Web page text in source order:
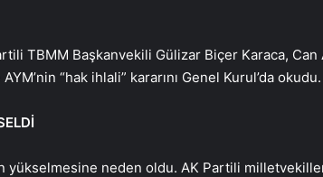
TBMM Başkanvekili Gülizar Biçer Karaca, Can
“hak ihlali” kararını Genel Kurul’da okudu.
yükselmesine neden oldu. AK Partili